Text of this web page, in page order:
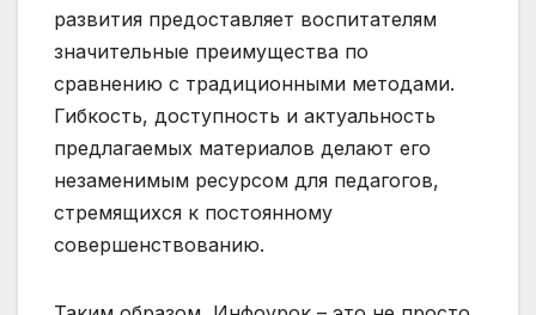
развития предоставляет воспитателям
значительные преимущества по
сравнению с традиционными методами.
Гибкость, доступность и актуальность
предлагаемых материалов делают его
незаменимым ресурсом для педагогов,
стремящихся к постоянному
совершенствованию.